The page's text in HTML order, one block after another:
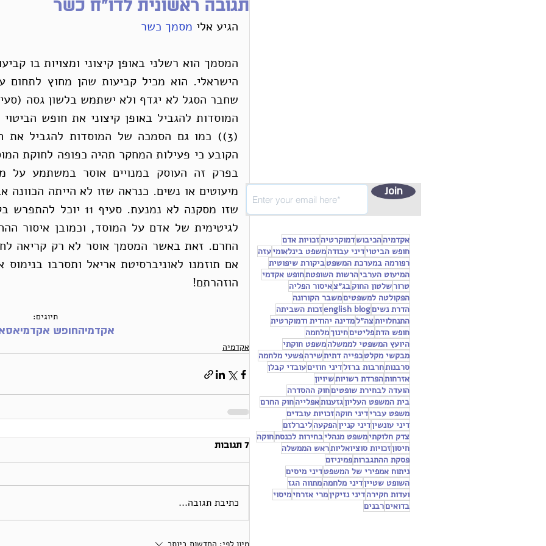
אקדמיההכיבושדמוקרטיהזכויות אדם
חופש הביטוידיני עבודהמשפט בינלאומיעזה
רפורמה במערכת המשפטביקורת שיפוטית
המיעוט הערביהרשות השופטתחופש אקדמי
טרורשלטון החוקבג״צאיסור הפליה
הפקולטה למשפטיםמשבר הקורונה
הדרת נשיםenglish blogזכות השביתה
התנחלויותצה״למדינה יהודית ודמוקרטית
חופש הדתפליטיםחינוךמלחמה
היועץ המשפטי לממשלהמשפט חוקתי
מבקשי מקלטכפייה דתיתשירהפשעי מלחמה
סרבנותחרבות ברזלדיני חוזיםעובדי קבלן
אזרחותהפרדת רשויותשיויון
הועדה לבחירת שופטיםחוק ההסדרה
בית המשפט העליוןגזענותאפלייהחוק החרם
משפט עברידיני חוקהזכויות עובדים
דיני עונשיןדיני קנייןהפקעהליברלזם
צדק חלוקתימשפט מנהליבחירות לכנסתחוקה
חיסוןזכויות סוציואליותראש הממשלה
פסקת ההתגברותפמיניזם
ניתוח אמפירי של המשפטדיני מיסים
השופט שטייןדיני מלחמהמתווה הגז
ועדות חקירהדיני נזיקיןמרי אזרחימיסוי
בדואיםרבנים
תגובה ראשונית לדו״ח כשר
הגיע אלי מסמך כשר
הוזהרתם!
תיוגים:
אקדמיהחופש אקדמי
אקדמיה
7 תגובות
כתיבת תגובה...
Join